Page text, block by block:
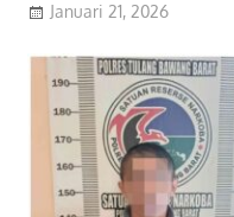
Januari 21, 2026